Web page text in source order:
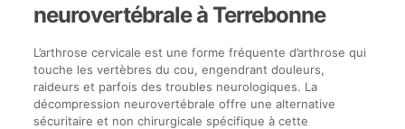
neurovertébrale à Terrebonne
L’arthrose cervicale est une forme fréquente d’arthrose qui
touche les vertèbres du cou, engendrant douleurs,
raideurs et parfois des troubles neurologiques. La
décompression neurovertébrale offre une alternative
sécuritaire et non chirurgicale spécifique à cette